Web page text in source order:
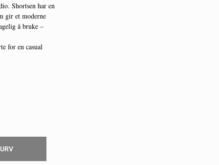
. Shortsen har en
gir et moderne
å bruke –
for en casual